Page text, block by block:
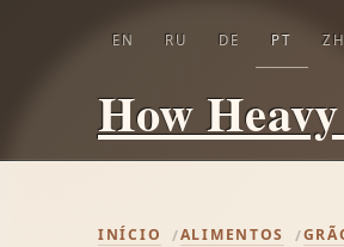
How
EN RU DE PT ZH
INÍCIO ALIMENTOS